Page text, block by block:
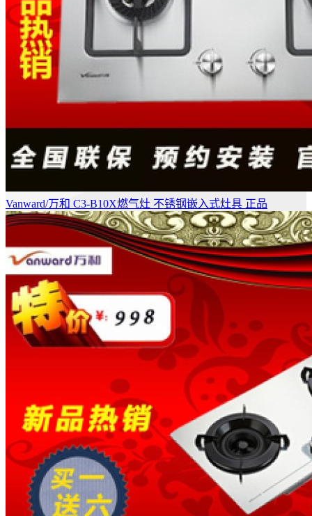
Vanward/万和 C3-B10X燃气灶 不锈钢嵌入式灶具 正品